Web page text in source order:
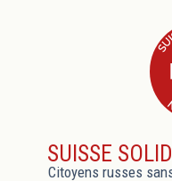
SUISSE
Citoyens russes